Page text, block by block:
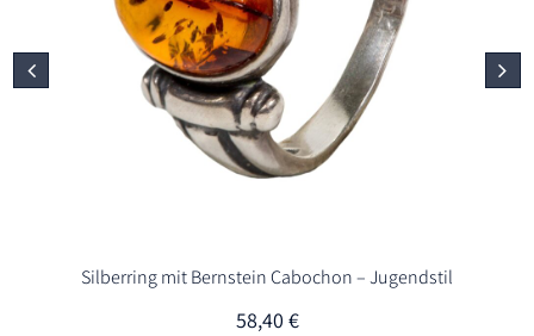
Silberring mit Bernstein Cabochon – Jugendstil
58,40 €